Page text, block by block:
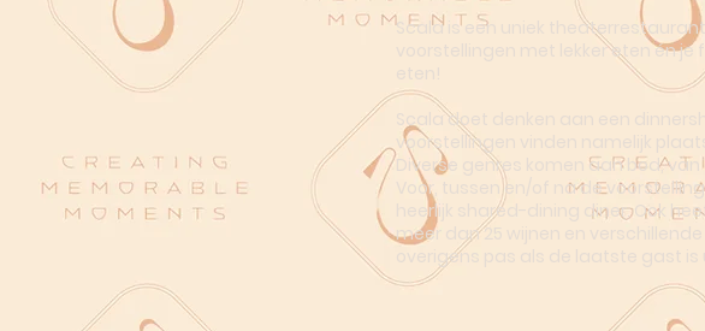
Scala is een uniek
voorstellingen met lekker eten én
Scala doet denken aan een
voorstellingen vinden namelijk
Diverse genres komen aan bod,
Voor, tussen en/of na de
heerlijk shared-dining diner. Ook
meer dan 25 wijnen en
overigens pas als de laatste gast is